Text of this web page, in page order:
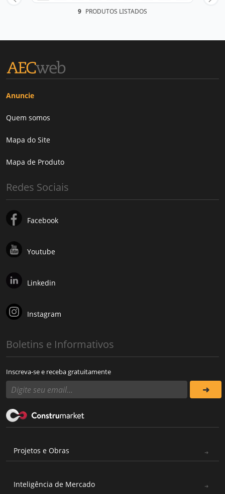
9 PRODUTOS LISTADOS
Anuncie
Quem somos
Mapa do Site
Mapa de Produto
Redes Sociais
Facebook
Youtube
Linkedin
Instagram
Boletins e Informativos
Inscreva-se e receba gratuitamente
Projetos e Obras
Inteligência de Mercado